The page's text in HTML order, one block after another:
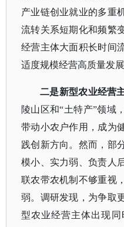
产业链创业就业的多重
流转关系短期化和频繁
经营主体大面积长时间
适度规模经营高质量发展
二是新型农业经营
陵山区和“土特产”领域
带动小农户作用，成为
践创新方向。然而，部
模小、实力弱、负责人
联农带农机制不够重视
弱。调研发现，为争取
型农业经营主体出现